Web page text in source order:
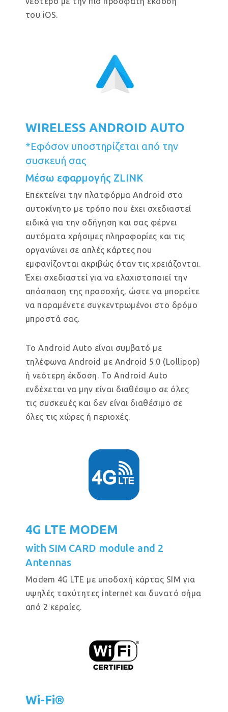
του iOS.
WIRELESS ANDROID AUTO
*Εφόσον υποστηρίζεται από την
συσκευή σας
Μέσω εφαρμογής ZLINK
Επεκτείνει την πλατφόρμα Android στο
αυτοκίνητο με τρόπο που έχει σχεδιαστεί
ειδικά για την οδήγηση και σας φέρνει
αυτόματα χρήσιμες πληροφορίες και τις
οργανώνει σε απλές κάρτες που
εμφανίζονται ακριβώς όταν τις χρειάζονται.
Έχει σχεδιαστεί για να ελαχιστοποιεί την
απόσπαση της προσοχής, ώστε να μπορείτε
να παραμένετε συγκεντρωμένοι στο δρόμο
μπροστά σας.
Το Android Auto είναι συμβατό με
τηλέφωνα Android με Android 5.0 (Lollipop)
ή νεότερη έκδοση. Το Android Auto
ενδέχεται να μην είναι διαθέσιμο σε όλες
τις συσκευές και δεν είναι διαθέσιμο σε
όλες τις χώρες ή περιοχές.
4G LTE MODEM
with SIM CARD module and 2
Antennas
Modem 4G LTE με υποδοχή κάρτας SIM για
υψηλές ταχύτητες internet και δυνατό σήμα
από 2 κεραίες.
Wi-Fi®